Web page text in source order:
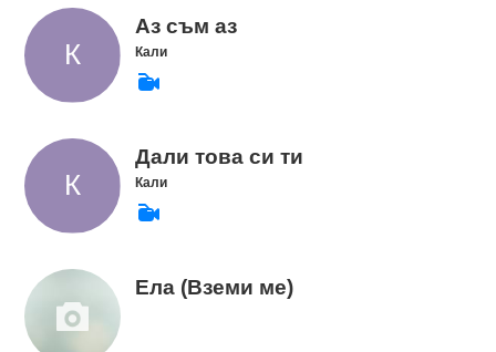
Аз съм аз
Кали
Дали това си ти
Кали
Ела (Вземи ме)